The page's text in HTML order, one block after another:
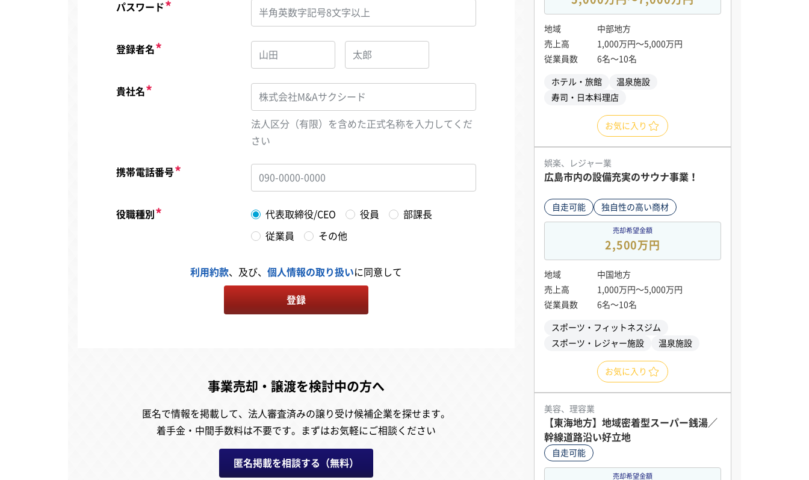
パスワード
登録者名
貴社名
法人区分（有限）を含めた正式名称を入力してくだ
さい
携帯電話番号
役職種別 代表取締役/CEO 役員 部課長
従業員 その他
利用約款、及び、 個人情報の取り扱いに同意して
登録
事業売却・譲渡を検討中の方へ
匿名で情報を掲載して、 法人審査済みの譲り受け候補企業を探せます。
着手金・中間手数料は不要です。
まずはお気軽にご相談ください
匿名掲載を相談する（無料）
地域
中部地方
売上高
1,000万円〜5,000万円
従業員数
6名〜10名
ホテル・旅館
温泉施設
寿司・日本料理店
お気に入り
娯楽、レジャー業
広島市内の設備充実のサウナ事業！
自走可能 独自性の高い商材
売却希望金額
2,500万円
地域
中国地方
売上高
1,000万円〜5,000万円
従業員数
6名〜10名
スポーツ・フィットネスジム
スポーツ・レジャー施設
温泉施設
お気に入り
美容、理容業
【東海地方】地域密着型スーパー銭湯／
幹線道路沿い好立地
自走可能
売却希望金額